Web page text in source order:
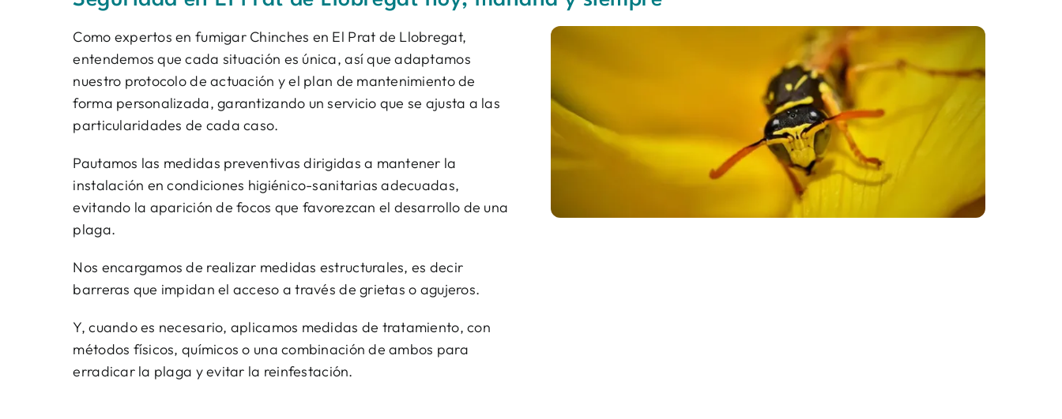
Como expertos en fumigar Chinches en El Prat de Llobregat,
entendemos que cada situación es única, así que adaptamos
nuestro protocolo de actuación y el plan de mantenimiento de
forma personalizada, garantizando un servicio que se ajusta a las
particularidades de cada caso.
Pautamos las medidas preventivas dirigidas a mantener la
instalación en condiciones higiénico-sanitarias adecuadas,
evitando la aparición de focos que favorezcan el desarrollo de una
plaga.
Nos encargamos de realizar medidas estructurales, es decir
barreras que impidan el acceso a través de grietas o agujeros.
Y, cuando es necesario, aplicamos medidas de tratamiento, con
métodos físicos, químicos o una combinación de ambos para
erradicar la plaga y evitar la reinfestación.